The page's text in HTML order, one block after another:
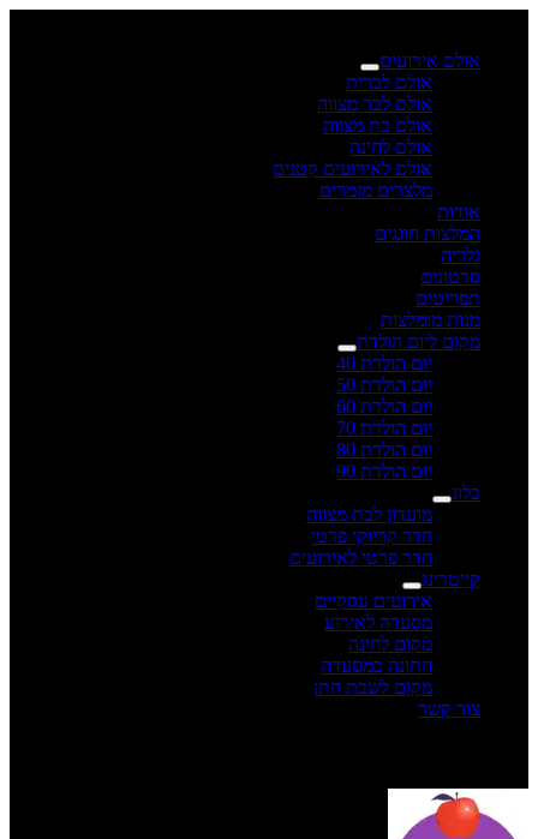
אולם אירועים
אולם לברית
אולם לבר מצווה
אולם בת מצווה
אולם לחינה
אולם לאירועים קטנים
מלצרים מזמרים
אודות
המלצות חוגגים
גלריה
סרטונים
תפריטים
מנות מומלצות
מקום ליום הולדת
יום הולדת 40
יום הולדת 50
יום הולדת 60
יום הולדת 70
יום הולדת 80
יום הולדת 90
בלוג
מועדון לבת מצווה
חדר קריוקי פרטי
חדר פרטי לאירועים
קייטרינג
אירועים עסקיים
מסעדה לאירוע
מקום לחינה
חתונה במסעדה
מקום לשבת חתן
צור קשר